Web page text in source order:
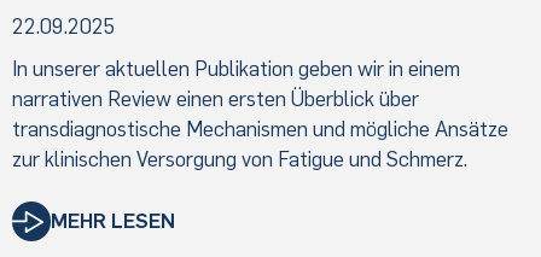
22.09.2025
In unserer aktuellen Publikation geben wir in einem
narrativen Review einen ersten Überblick über
transdiagnostische Mechanismen und mögliche Ansätze
zur klinischen Versorgung von Fatigue und Schmerz.
MEHR LESEN